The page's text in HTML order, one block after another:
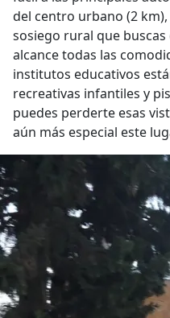
del centro urbano (2
sosiego rural que
alcance todas las
institutos educativos
recreativas infantiles y
puedes perderte esas
aún más especial este